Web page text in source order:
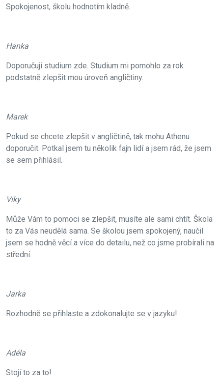
Spokojenost, školu hodnotím kladně.
Hanka
Doporučuji studium zde. Studium mi pomohlo za rok
podstatně zlepšit mou úroveň angličtiny.
Marek
Pokud se chcete zlepšit v angličtině, tak mohu Athenu
doporučit. Potkal jsem tu několik fajn lidí a jsem rád, že jsem
se sem přihlásil.
Viky
Může Vám to pomoci se zlepšit, musíte ale sami chtít. Škola
to za Vás neudělá sama. Se školou jsem spokojený, naučil
jsem se hodně věcí a více do detailu, než co jsme probírali na
střední.
Jarka
Rozhodně se přihlaste a zdokonalujte se v jazyku!
Adéla
Stojí to za to!